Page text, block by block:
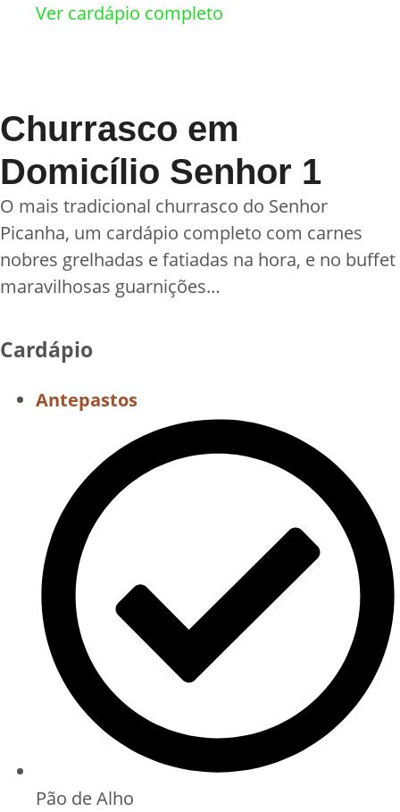
Ver cardápio completo
Churrasco em
Domicílio Senhor 1
O mais tradicional churrasco do Senhor
Picanha, um cardápio completo com carnes
nobres grelhadas e fatiadas na hora, e no buffet
maravilhosas guarnições…
Cardápio
Antepastos
Pão de Alho